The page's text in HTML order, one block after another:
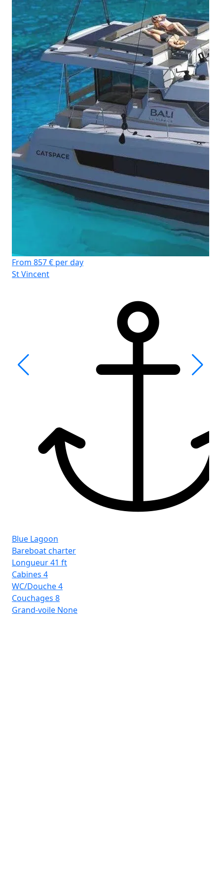
From 857 € per day
St Vincent
Blue Lagoon
Bareboat charter
Longueur41 ft
Cabines 4
WC/Douche4
Couchages 8
Grand-voile None